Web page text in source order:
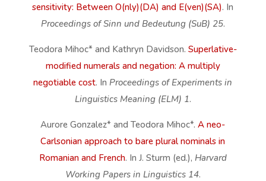
sensitivity: Between O(nly)(DA) and E(ven)(SA). In
Proceedings of Sinn und Bedeutung (SuB) 25.
Teodora Mihoc* and Kathryn Davidson. Superlative-
modified numerals and negation: A multiply
negotiable cost. In Proceedings of Experiments in
Linguistics Meaning (ELM) 1.
Aurore Gonzalez* and Teodora Mihoc*.A neo-
Carlsonian approach to bare plural nominals in
Romanian and French. In J. Sturm (ed.), Harvard
Working Papers in Linguistics 14.